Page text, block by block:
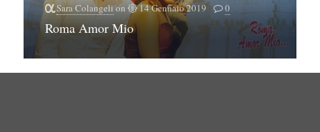
Sara Colangelion 14 Gennaio 2019 0
Roma Amor Mio